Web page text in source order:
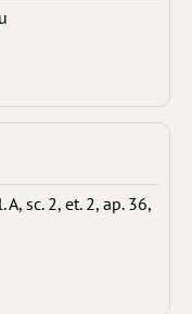
sc. 2, et. 2, ap. 36,